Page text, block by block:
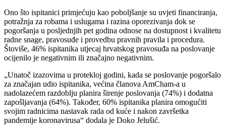
Ono što ispitanici primjećuju kao poboljšanje su uvjeti financiranja,
potražnja za robama i uslugama i razina oporezivanja dok se
pogoršanja u posljednjih pet godina odnose na dostupnost i kvalitetu
radne snage, pravosuđe i provedbu pravnih pravila i procedura.
Štoviše, 46% ispitanika utjecaj hrvatskog pravosuđa na poslovanje
ocijenilo je negativnim ili značajno negativnim.
„Unatoč izazovima u protekloj godini, kada se poslovanje pogoršalo
za značajan udio ispitanika, većina članova AmCham-a u
nadolazećem razdoblju planira širenje poslovanja (74%) i dodatna
zapošljavanja (64%). Također, 60% ispitanika planira omogućiti
svojim radnicima nastavak rada od kuće i nakon završetka
pandemije koronavirusa“ dodala je Doko Jelušić.